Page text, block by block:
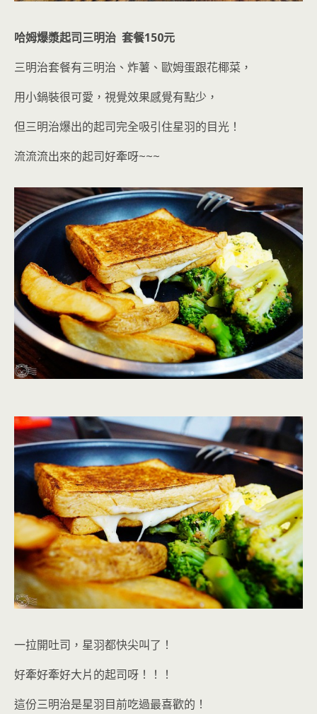
哈姆爆漿起司三明治 套餐150元
三明治套餐有三明治、炸薯、歐姆蛋跟花椰菜，
用小鍋裝很可愛 ，視覺效果感覺有點少，
但三明治爆出的起司完全吸引住星羽的目光！
流流流出來的起司好牽呀~~~
一拉開吐司，星羽都快尖叫了！
好牽好牽好大片的起司呀！！！
這份三明治是星羽目前吃過最喜歡的！